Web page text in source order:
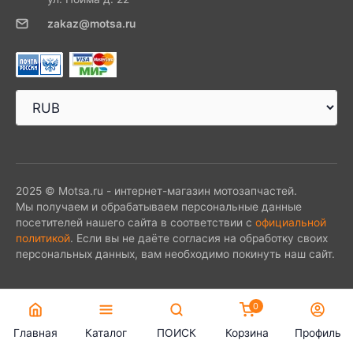
zakaz@motsa.ru
2025 © Motsa.ru - интернет-магазин мотозапчастей.
Мы получаем и обрабатываем персональные данные
посетителей нашего сайта в соответствии с официальной
политикой. Если вы не даёте согласия на обработку своих
персональных данных, вам необходимо покинуть наш сайт.
Главная Каталог ПОИСК
0
Корзина Профиль